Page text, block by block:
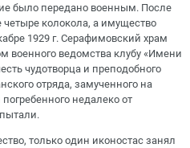
было передано военным. После
четыре колокола, а имущество
1929 г. Серафимовский храм
военного ведомства клубу «Имени
чудотворца и преподобного
отряда, замученного на
недалеко от
только один иконостас занял